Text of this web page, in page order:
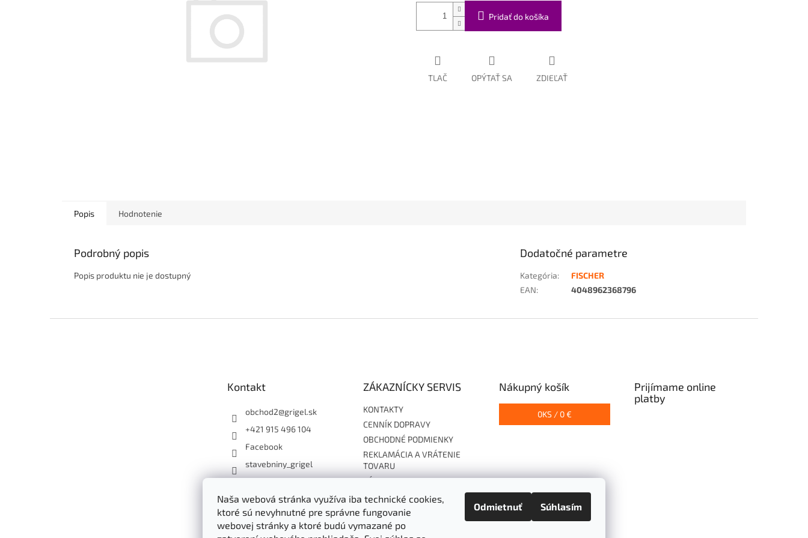
Naša webová stránka využíva iba technické cookies,
ktoré sú nevyhnutné pre správne fungovanie
webovej stránky a ktoré budú vymazané po
Odmietnuť Súhlasím
Pridať do košíka
TLAČ OPÝTAŤ SA ZDIEĽAŤ
Popis Hodnotenie
Podrobný popis
Popis produktu nie je dostupný
Dodatočné parametre
Kategória:
FISCHER
EAN: 4048962368796
Kontakt
obchod2@grigel.sk
+421 915 496 104
Facebook
stavebniny_grigel
+421915496104
ZÁKAZNÍCKY SERVIS
KONTAKTY
CENNÍK DOPRAVY
OBCHODNÉ PODMIENKY
REKLAMÁCIA A VRÁTENIE
TOVARU
ZÁSADY OCHRANY
Súhlas so zasielaním EF
Cookies
Nákupný košík
0KS / 0 €
Prijímame online
platby